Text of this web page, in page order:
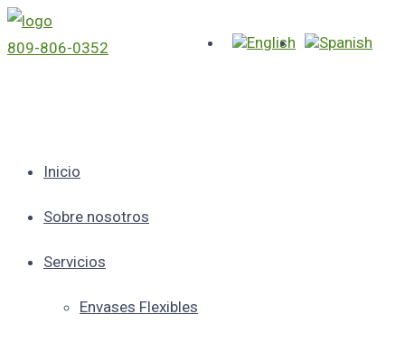
809-806-0352
Inicio
Sobre nosotros
Servicios
Envases Flexibles